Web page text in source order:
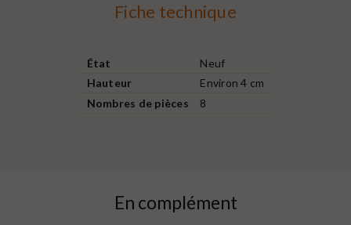
Fiche technique
État
Neuf
Hauteur
Environ 4 cm
Nombres de pièces
8
En complément